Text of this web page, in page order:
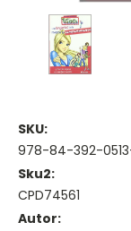
SKU:
978-84-392-
Sku2:
CPD74561
Autor: